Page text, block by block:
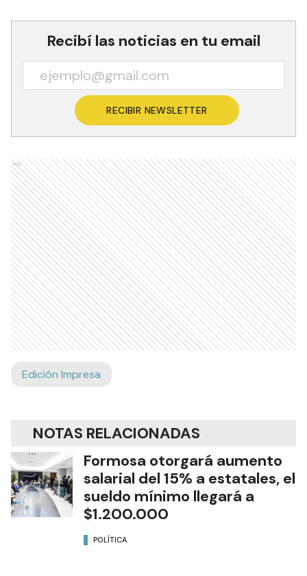
Recibí las noticias en tu email
RECIBIR NEWSLETTER
Ads
Edición Impresa
NOTAS RELACIONADAS
Formosa otorgará aumento
salarial del 15% a estatales, el
sueldo mínimo llegará a
$1.200.000
POLÍTICA